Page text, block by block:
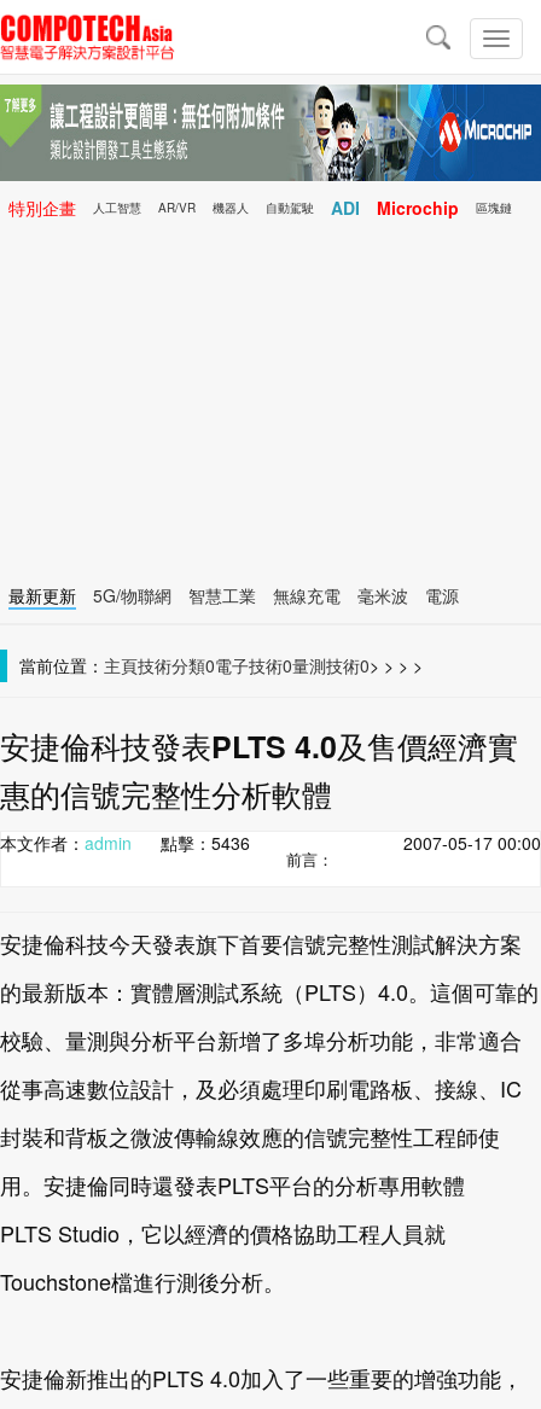
切
換
導
導
航
特別企畫 人工智慧 AR/VR 機器人 自動駕駛 ADI Microchip 區塊鏈
最新更新 5G/物聯網 智慧工業 無線充電 毫米波
電源
當前位置： 主頁 >
技術分類0 >
電子技術0 >
量測技術0 >
安捷倫科技發表PLTS 4.0及售價經濟實
惠的信號完整性分析軟體
本文作者： admin 點擊： 5436 2007-05-17 00:00
前言：
安捷倫科技今天發表旗下首要信號完整性測試解決方案
的最新版本：實體層測試系統（PLTS）4.0。這個可靠的
校驗、量測與分析平台新增了多埠分析功能，非常適合
從事高速數位設計，及必須處理印刷電路板、接線、IC
封裝和背板之微波傳輸線效應的信號完整性工程師使
用。安捷倫同時還發表PLTS平台的分析專用軟體
PLTS Studio，它以經濟的價格協助工程人員就
Touchstone檔進行測後分析。
安捷倫新推出的PLTS 4.0加入了一些重要的增強功能，